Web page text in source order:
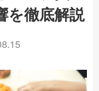
を徹底解説